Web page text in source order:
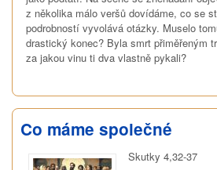
z několika málo veršů dovídáme, co se
podrobností vyvolává otázky. Muselo
drastický konec? Byla smrt přiměřeným
za jakou vinu ti dva vlastně pykali?
Co máme společné
Skutky 4,32-37